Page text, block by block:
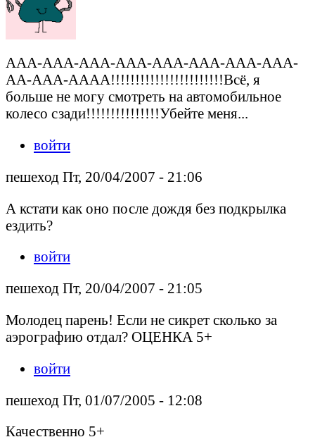
ААА-ААА-ААА-ААА-ААА-ААА-ААА-ААА-
АА-ААА-АААА!!!!!!!!!!!!!!!!!!!!!!!Всё, я
больше не могу смотреть на автомобильное
колесо сзади!!!!!!!!!!!!!!!Убейте меня...
войти
пешеход Пт, 20/04/2007 - 21:06
А кстати как оно после дождя без подкрылка
ездить?
войти
пешеход Пт, 20/04/2007 - 21:05
Молодец парень! Если не сикрет сколько за
аэрографию отдал? ОЦЕНКА 5+
войти
пешеход Пт, 01/07/2005 - 12:08
Качественно 5+